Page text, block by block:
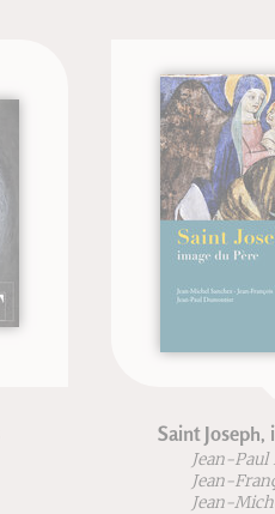
Saint Joseph, image du Père
Jean-Paul Dumontier
Jean-François Froger
Jean-Michel Sanchez